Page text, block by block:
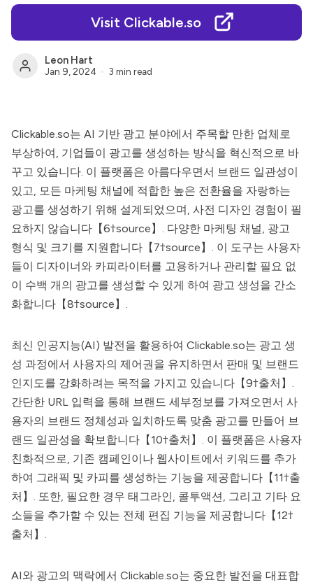
Visit Clickable.so
Leon Hart
Jan 9, 2024 3 min read
Clickable.so는 AI 기반 광고 분야에서 주목할 만한 업체로
부상하여, 기업들이 광고를 생성하는 방식을 혁신적으로 바
꾸고 있습니다. 이 플랫폼은 아름다우면서 브랜드 일관성이
있고, 모든 마케팅 채널에 적합한 높은 전환율을 자랑하는
광고를 생성하기 위해 설계되었으며, 사전 디자인 경험이 필
요하지 않습니다【6†source】. 다양한 마케팅 채널, 광고
형식 및 크기를 지원합니다【7†source】. 이 도구는 사용자
들이 디자이너와 카피라이터를 고용하거나 관리할 필요 없
이 수백 개의 광고를 생성할 수 있게 하여 광고 생성을 간소
화합니다【8†source】.
최신 인공지능(AI) 발전을 활용하여 Clickable.so는 광고 생
성 과정에서 사용자의 제어권을 유지하면서 판매 및 브랜드
인지도를 강화하려는 목적을 가지고 있습니다【9†출처】.
간단한 URL 입력을 통해 브랜드 세부정보를 가져오면서 사
용자의 브랜드 정체성과 일치하도록 맞춤 광고를 만들어 브
랜드 일관성을 확보합니다【10†출처】. 이 플랫폼은 사용자
친화적으로, 기존 캠페인이나 웹사이트에서 키워드를 추가
하여 그래픽 및 카피를 생성하는 기능을 제공합니다【11†출
처】. 또한, 필요한 경우 태그라인, 콜투액션, 그리고 기타 요
소들을 추가할 수 있는 전체 편집 기능을 제공합니다【12†
출처】.
AI와 광고의 맥락에서 Clickable.so는 중요한 발전을 대표합